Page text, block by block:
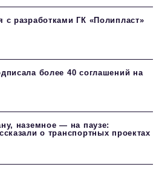
разработками ГК «Полипласт»
более 40 соглашений на
наземное — на паузе:
о транспортных проектах